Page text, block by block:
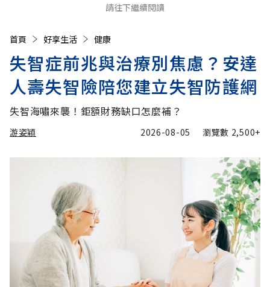
請往下繼續閱讀
首頁 好享生活 健康
失智症前兆與治療別焦慮？安達
人壽失智險陪您建立失智防護網
失智海嘯來襲！鉅額財務缺口怎麼補？
游姿穎 2026-08-05 瀏覽數 2,500+